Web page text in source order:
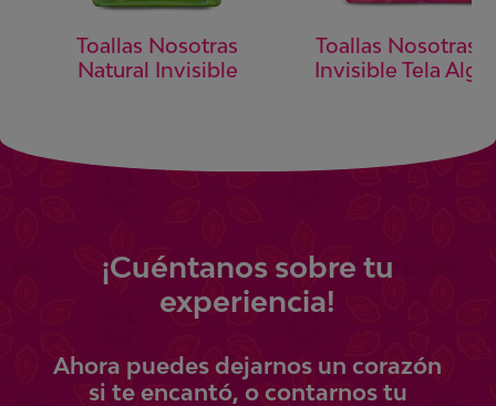
Toallas Nosotras
Natural Invisible
Toallas Nosotras
Invisible Tela
¡Cuéntanos sobre tu
experiencia!
Ahora puedes dejarnos un corazón
si te encantó, o contarnos tu